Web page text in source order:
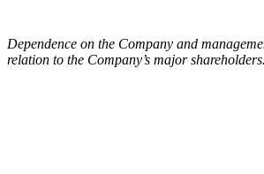
Dependence on the Company and
relation to the Company’s major shareholders.